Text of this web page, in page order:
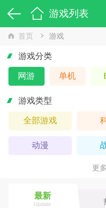
游戏列表
首页 游戏
游戏分类
网游 单机
游戏类型
全部游戏
动漫
竞技
更
最新
Update